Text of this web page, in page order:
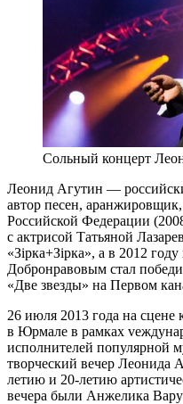
Сольный концерт
Леонид Агутин —
автор песен,
Российской Федерации
с актрисой Татьяной
«Зірка+Зірка», а в 2012
Добронравовым стал
«Две звезды» на Первом
26 июля 2013 года на сцене
в Юрмале в рамках
исполнителей популярной
творческий вечер Леонида
летию и 20-летию
вечера были Анжелика